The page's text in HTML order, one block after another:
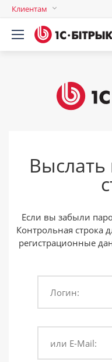
Клиентам
Если вы забыли
Контрольная строка
регистрационные
Логин:
или E-Mail: